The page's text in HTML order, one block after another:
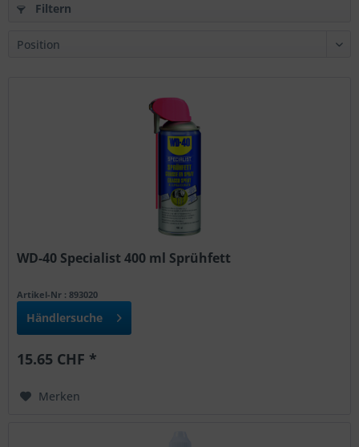
Filtern
WD-40 Specialist 400 ml Sprühfett
Artikel-Nr : 893020
Händlersuche
15.65 CHF *
Merken